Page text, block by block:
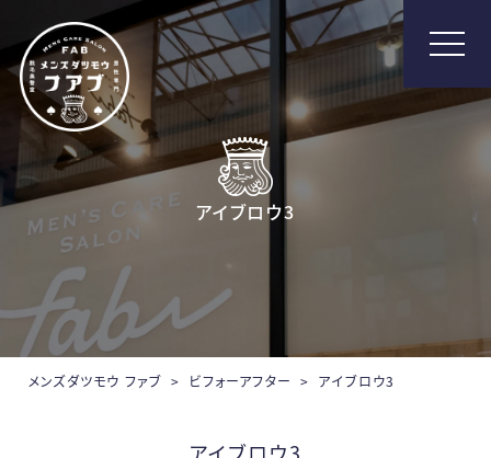
メンズ脱毛【Fab】
アイブロウ3
メンズダツモウ ファブ > ビフォーアフター > アイブロウ3